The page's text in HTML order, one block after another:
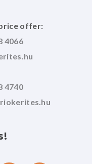
offer:
4066
4740